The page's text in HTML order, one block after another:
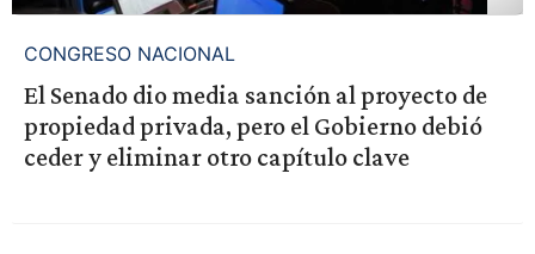
CONGRESO NACIONAL
El Senado dio media sanción al proyecto de
propiedad privada, pero el Gobierno debió
ceder y eliminar otro capítulo clave